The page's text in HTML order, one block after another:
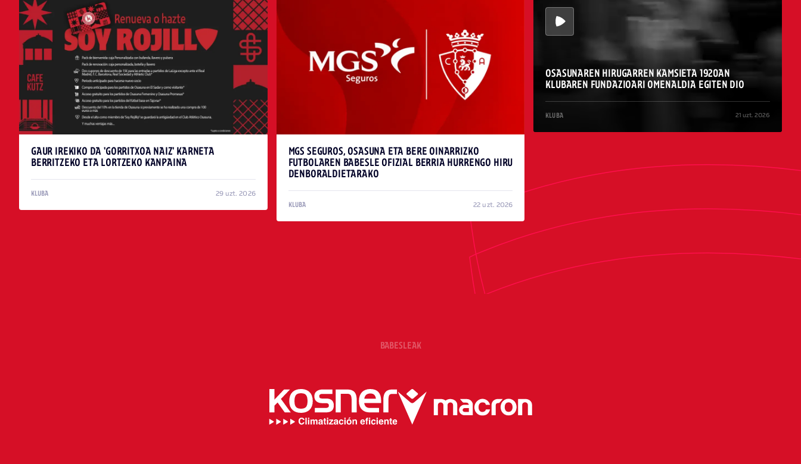
GAUR IREKIKO DA 'GORRITXOA NAIZ' KARNETA
BERRITZEKO ETA LORTZEKO KANPAINA
KLUBA 29 uzt. 2026
MGS SEGUROS, OSASUNA ETA BERE OINARRIZKO
FUTBOLAREN BABESLE OFIZIAL BERRIA HURRENGO HIRU
DENBORALDIETARAKO
KLUBA 22 uzt. 2026
OSASUNAREN HIRUGARREN KAMSIETA 1920AN
KLUBAREN FUNDAZIOARI OMENALDIA EGITEN DIO
KLUBA 21 uzt. 2026
BABESLEAK